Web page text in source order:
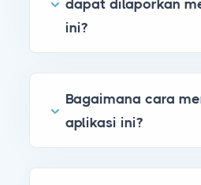
dapat dilaporkan
ini?
Bagaimana cara
aplikasi ini?